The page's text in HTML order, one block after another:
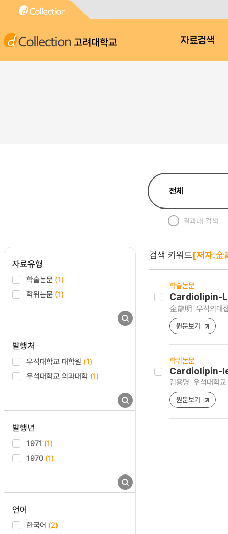
고려대학교 자료검색
결과내 검색
자료유형
학술논문 (1)
학위논문 (1)
발행처
우석대학교 대학원 (1)
우석대학교 의과대학 (1)
발행년
1971 (1)
1970 (1)
언어
한국어 (2)
검색 키워드[저자:金
학술논문
Cardiolipin-
金龍明 우석의대
원문보기
학위논문
Cardiolipin-
김용명 우석대학
원문보기